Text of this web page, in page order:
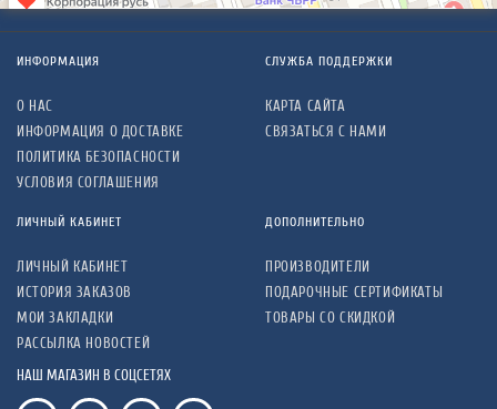
ИНФОРМАЦИЯ
О НАС
ИНФОРМАЦИЯ О ДОСТАВКЕ
ПОЛИТИКА БЕЗОПАСНОСТИ
УСЛОВИЯ СОГЛАШЕНИЯ
СЛУЖБА ПОДДЕРЖКИ
КАРТА САЙТА
СВЯЗАТЬСЯ С НАМИ
ЛИЧНЫЙ КАБИНЕТ
ЛИЧНЫЙ КАБИНЕТ
ИСТОРИЯ ЗАКАЗОВ
МОИ ЗАКЛАДКИ
РАССЫЛКА НОВОСТЕЙ
ДОПОЛНИТЕЛЬНО
ПРОИЗВОДИТЕЛИ
ПОДАРОЧНЫЕ СЕРТИФИКАТЫ
ТОВАРЫ СО СКИДКОЙ
НАШ МАГАЗИН В СОЦСЕТЯХ